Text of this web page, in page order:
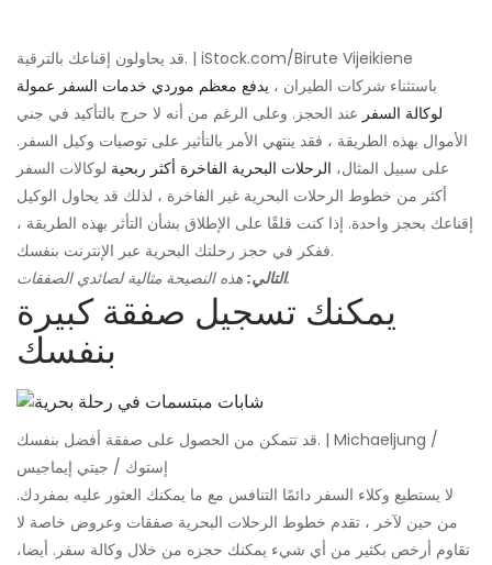
قد يحاولون إقناعك بالترقية. | iStock.com/Birute Vijeikiene
باستثناء شركات الطيران ، يدفع معظم موردي خدمات السفر عمولة
لوكالة السفر عند الحجز. وعلى الرغم من أنه لا حرج بالتأكيد في جني
الأموال بهذه الطريقة ، فقد ينتهي الأمر بالتأثير على توصيات وكيل السفر.
على سبيل المثال، الرحلات البحرية الفاخرة أكثر ربحية لوكالات السفر
أكثر من خطوط الرحلات البحرية غير الفاخرة ، لذلك قد يحاول الوكيل
إقناعك بحجز واحدة. إذا كنت قلقًا على الإطلاق بشأن التأثر بهذه الطريقة ،
ففكر في حجز رحلتك البحرية عبر الإنترنت بنفسك.
التالي:هذه النصيحة مثالية لصائدي الصفقات.
يمكنك تسجيل صفقة كبيرة
بنفسك
قد تتمكن من الحصول على صفقة أفضل بنفسك. | Michaeljung /
إستوك / جيتي إيماجيس
لا يستطيع وكلاء السفر دائمًا التنافس مع ما يمكنك العثور عليه بمفردك.
من حين لآخر ، تقدم خطوط الرحلات البحرية صفقات وعروض خاصة لا
تقاوم أرخص بكثير من أي شيء يمكنك حجزه من خلال وكالة سفر. أيضا،